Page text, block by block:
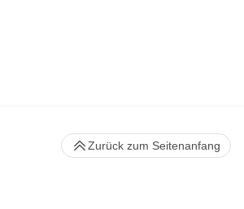
Zurück zum Seitenanfang